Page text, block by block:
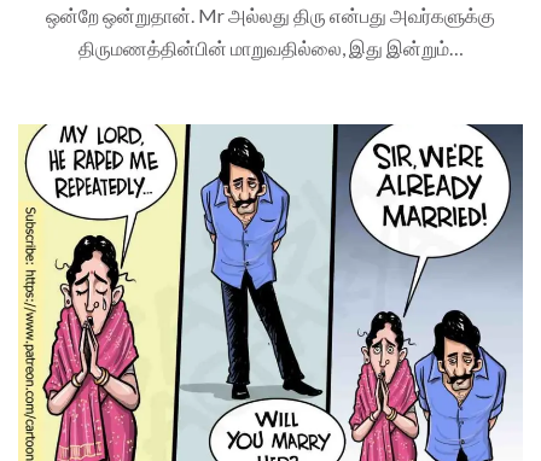
ஒன்றே ஒன்றுதான். Mr அல்லது திரு என்பது அவர்களுக்கு
திருமணத்தின்பின் மாறுவதில்லை, இது இன்றும்…